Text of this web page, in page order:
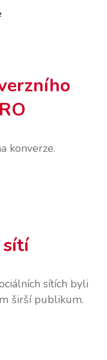
konverze.
sítí
sítích byli
širší publikum.